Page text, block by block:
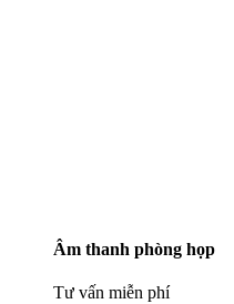
Âm thanh phòng họp
Tư vấn miễn phí